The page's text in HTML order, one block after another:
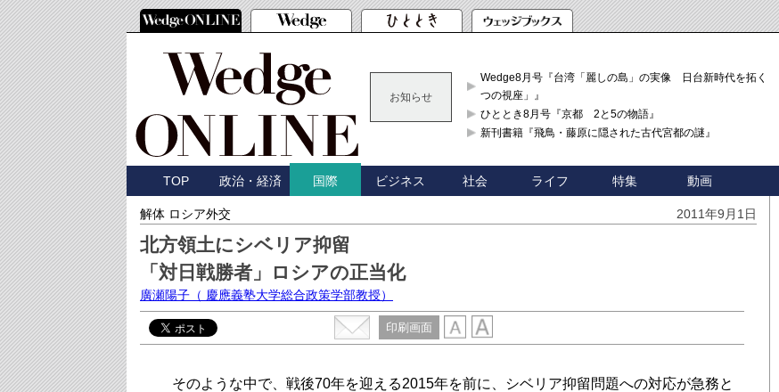
お知らせ
Wedge8月号『台湾「麗しの島」の実像 日台新時代を拓く「3
つの視座」』
ひととき8月号『京都 2と5の物語』
新刊書籍『飛鳥・藤原に隠された古代宮都の謎』
TOP 政治・経済 国際 ビジネス 社会 ライフ 特集 動画
解体 ロシア外交 2011年9月1日
北方領土にシベリア抑留
「対日戦勝者」ロシアの正当化
廣瀬陽子 （ 慶應義塾大学総合政策学部教授）
印刷画面
そのような中で、戦後70年を迎える2015年を前に、シベリア抑留問題への対応が急務と